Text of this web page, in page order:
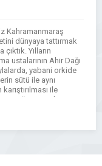
Kahramanmaraş
dünyaya tattırmak
Yılların
ustalarının Ahir Dağı
yabani orkide
sütü ile aynı
ile
Nurcevher